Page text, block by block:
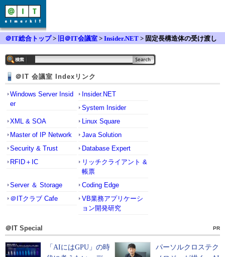
＠IT総合トップ> 旧＠IT会議室 > Insider.NET > 固定長構造体の受け渡し
＠IT 会議室 Indexリンク
Windows Server Insid
er
Insider.NET
System Insider
XML & SOA
Linux Square
Master of IP Network
Java Solution
Security & Trust
Database Expert
RFID＋IC
リッチクライアント &
帳票
Server ＆ Storage
Coding Edge
＠ITクラブ Cafe
VB業務アプリケーシ
ョン開発研究
＠IT Special PR